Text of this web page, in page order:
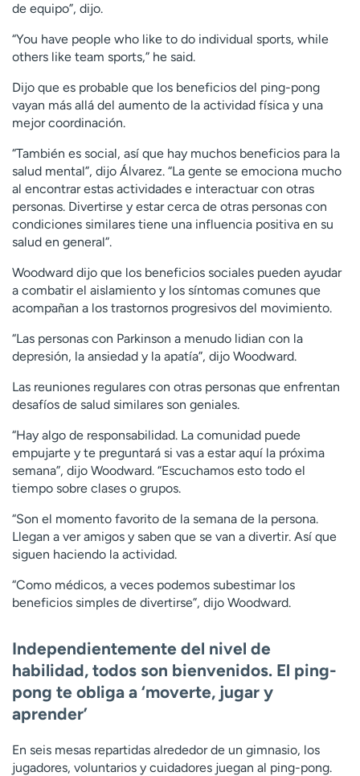
de equipo”, dijo.
“You have people who like to do individual sports, while
others like team sports,” he said.
Dijo que es probable que los beneficios del ping-pong
vayan más allá del aumento de la actividad física y una
mejor coordinación.
“También es social, así que hay muchos beneficios para la
salud mental”, dijo Álvarez. “La gente se emociona mucho
al encontrar estas actividades e interactuar con otras
personas. Divertirse y estar cerca de otras personas con
condiciones similares tiene una influencia positiva en su
salud en general”.
Woodward dijo que los beneficios sociales pueden ayudar
a combatir el aislamiento y los síntomas comunes que
acompañan a los trastornos progresivos del movimiento.
“Las personas con Parkinson a menudo lidian con la
depresión, la ansiedad y la apatía”, dijo Woodward.
Las reuniones regulares con otras personas que enfrentan
desafíos de salud similares son geniales.
“Hay algo de responsabilidad. La comunidad puede
empujarte y te preguntará si vas a estar aquí la próxima
semana”, dijo Woodward. “Escuchamos esto todo el
tiempo sobre clases o grupos.
“Son el momento favorito de la semana de la persona.
Llegan a ver amigos y saben que se van a divertir. Así que
siguen haciendo la actividad.
“Como médicos, a veces podemos subestimar los
beneficios simples de divertirse”, dijo Woodward.
Independientemente del nivel de
habilidad, todos son bienvenidos. El ping-
pong te obliga a ‘moverte, jugar y
aprender’
En seis mesas repartidas alrededor de un gimnasio, los
jugadores, voluntarios y cuidadores juegan al ping-pong.